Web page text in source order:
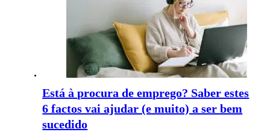
Está à procura de emprego? Saber estes
6 factos vai ajudar (e muito) a ser bem
sucedido